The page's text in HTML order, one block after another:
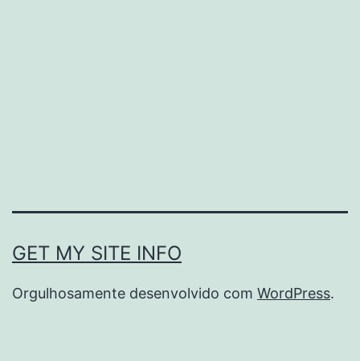
GET MY SITE INFO
Orgulhosamente desenvolvido com WordPress.